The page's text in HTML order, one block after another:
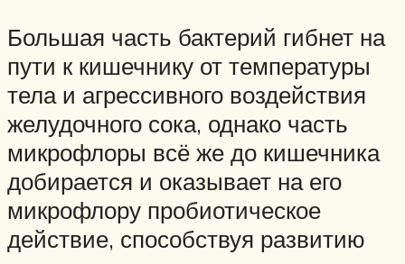
Большая часть бактерий гибнет на
пути к кишечнику от температуры
тела и агрессивного воздействия
желудочного сока, однако часть
микрофлоры всё же до кишечника
добирается и оказывает на его
микрофлору пробиотическое
действие, способствуя развитию